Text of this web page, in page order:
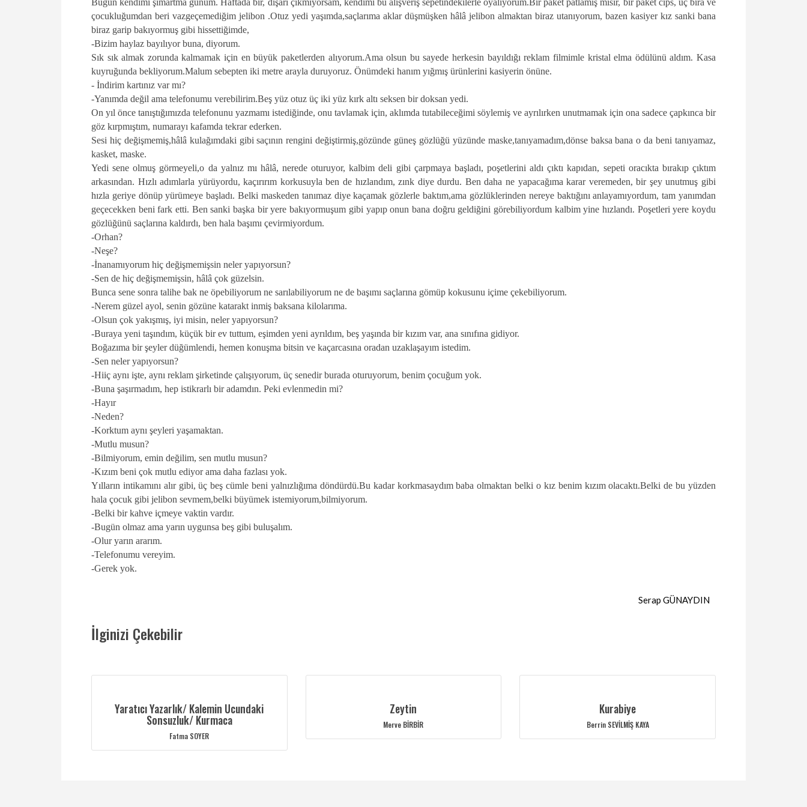
Bugün kendimi şımartma günüm. Haftada bir, dışarı çıkmıyorsam, kendimi bu alışveriş sepetindekilerle oyalıyorum.Bir paket patlamış mısır, bir paket cips, üç bira ve
çocukluğumdan beri vazgeçemediğim jelibon .Otuz yedi yaşımda,saçlarıma aklar düşmüşken hâlâ jelibon almaktan biraz utanıyorum, bazen kasiyer kız sanki bana
biraz garip bakıyormuş gibi hissettiğimde,
-Bizim haylaz bayılıyor buna, diyorum.
Sık sık almak zorunda kalmamak için en büyük paketlerden alıyorum.Ama olsun bu sayede herkesin bayıldığı reklam filmimle kristal elma ödülünü aldım. Kasa
kuyruğunda bekliyorum.Malum sebepten iki metre arayla duruyoruz. Önümdeki hanım yığmış ürünlerini kasiyerin önüne.
- İndirim kartınız var mı?
-Yanımda değil ama telefonumu verebilirim.Beş yüz otuz üç iki yüz kırk altı seksen bir doksan yedi.
On yıl önce tanıştığımızda telefonunu yazmamı istediğinde, onu tavlamak için, aklımda tutabileceğimi söylemiş ve ayrılırken unutmamak için ona sadece çapkınca bir
göz kırpmıştım, numarayı kafamda tekrar ederken.
Sesi hiç değişmemiş,hâlâ kulağımdaki gibi saçının rengini değiştirmiş,gözünde güneş gözlüğü yüzünde maske,tanıyamadım,dönse baksa bana o da beni tanıyamaz,
kasket, maske.
Yedi sene olmuş görmeyeli,o da yalnız mı hâlâ, nerede oturuyor, kalbim deli gibi çarpmaya başladı, poşetlerini aldı çıktı kapıdan, sepeti oracıkta bırakıp çıktım
arkasından. Hızlı adımlarla yürüyordu, kaçırırım korkusuyla ben de hızlandım, zınk diye durdu. Ben daha ne yapacağıma karar veremeden, bir şey unutmuş gibi
hızla geriye dönüp yürümeye başladı. Belki maskeden tanımaz diye kaçamak gözlerle baktım,ama gözlüklerinden nereye baktığını anlayamıyordum, tam yanımdan
geçecekken beni fark etti. Ben sanki başka bir yere bakıyormuşum gibi yapıp onun bana doğru geldiğini görebiliyordum kalbim yine hızlandı. Poşetleri yere koydu
gözlüğünü saçlarına kaldırdı, ben hala başımı çevirmiyordum.
-Orhan?
-Neşe?
-İnanamıyorum hiç değişmemişsin neler yapıyorsun?
-Sen de hiç değişmemişsin, hâlâ çok güzelsin.
Bunca sene sonra talihe bak ne öpebiliyorum ne sarılabiliyorum ne de başımı saçlarına gömüp kokusunu içime çekebiliyorum.
-Nerem güzel ayol, senin gözüne katarakt inmiş baksana kilolarıma.
-Olsun çok yakışmış, iyi misin, neler yapıyorsun?
-Buraya yeni taşındım, küçük bir ev tuttum, eşimden yeni ayrıldım, beş yaşında bir kızım var, ana sınıfına gidiyor.
Boğazıma bir şeyler düğümlendi, hemen konuşma bitsin ve kaçarcasına oradan uzaklaşayım istedim.
-Sen neler yapıyorsun?
-Hiiç aynı işte, aynı reklam şirketinde çalışıyorum, üç senedir burada oturuyorum, benim çocuğum yok.
-Buna şaşırmadım, hep istikrarlı bir adamdın. Peki evlenmedin mi?
-Hayır
-Neden?
-Korktum aynı şeyleri yaşamaktan.
-Mutlu musun?
-Bilmiyorum, emin değilim, sen mutlu musun?
-Kızım beni çok mutlu ediyor ama daha fazlası yok.
Yılların intikamını alır gibi, üç beş cümle beni yalnızlığıma döndürdü.Bu kadar korkmasaydım baba olmaktan belki o kız benim kızım olacaktı.Belki de bu yüzden
hala çocuk gibi jelibon sevmem,belki büyümek istemiyorum,bilmiyorum.
-Belki bir kahve içmeye vaktin vardır.
-Bugün olmaz ama yarın uygunsa beş gibi buluşalım.
-Olur yarın ararım.
-Telefonumu vereyim.
-Gerek yok.
Serap GÜNAYDIN
İlginizi Çekebilir
Yaratıcı Yazarlık/ Kalemin Ucundaki
Sonsuzluk/ Kurmaca
Fatma SOYER
Zeytin
Merve BİRBİR
Kurabiye
Berrin SEVİLMİŞ KAYA